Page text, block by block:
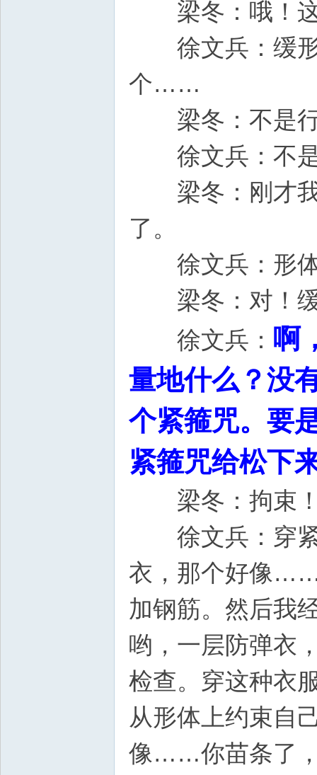
梁冬：哦
徐文兵：缓形
个……
梁冬：不
徐文兵：
梁冬：刚才我
了。
徐文兵：形体
梁冬：对！缓
徐文兵： 啊
量地什么？没
个紧箍咒。要
紧箍咒给松下
梁冬：拘
徐文兵：穿紧
衣，那个好像……
加钢筋。然后我
哟，一层防弹衣
检查。穿这种衣
从形体上约束自
像……你苗条了，